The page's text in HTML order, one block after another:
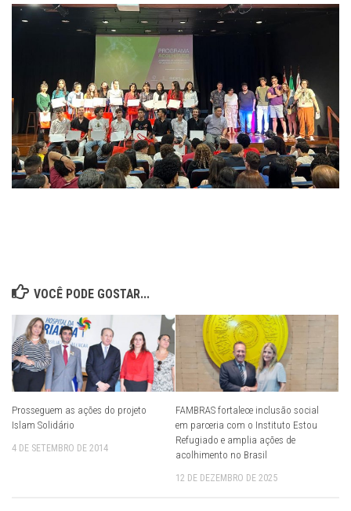
VOCÊ PODE GOSTAR...
Prosseguem as ações do projeto
Islam Solidário
4 DE SETEMBRO DE 2014
FAMBRAS fortalece inclusão social
em parceria com o Instituto Estou
Refugiado e amplia ações de
acolhimento no Brasil
12 DE DEZEMBRO DE 2025